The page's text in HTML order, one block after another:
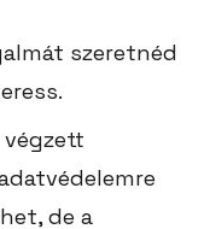
szeretnéd
de a